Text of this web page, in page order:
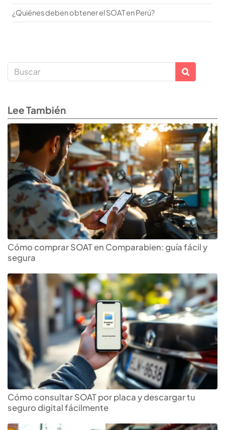
¿Quiénes deben obtener el SOAT en Perú?
Lee También
Cómo comprar SOAT en Comparabien: guía fácil y
segura
Cómo consultar SOAT por placa y descargar tu
seguro digital fácilmente